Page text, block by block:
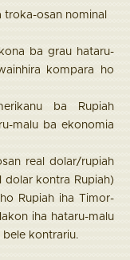
troka-osan nominal
ba grau hataru-
kompara ho
ba Rupiah
malu ba ekonomia
real dolar/rupiah
dolar kontra Rupiah)
Rupiah iha Timor-
iha hataru-malu
bele kontrariu.